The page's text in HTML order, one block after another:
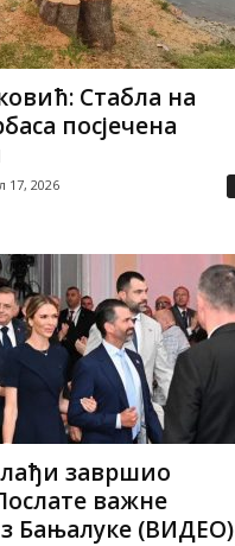
Стабла на
посјечена
17, 2026
завршио
важне
Бањалуке (ВИДЕО)